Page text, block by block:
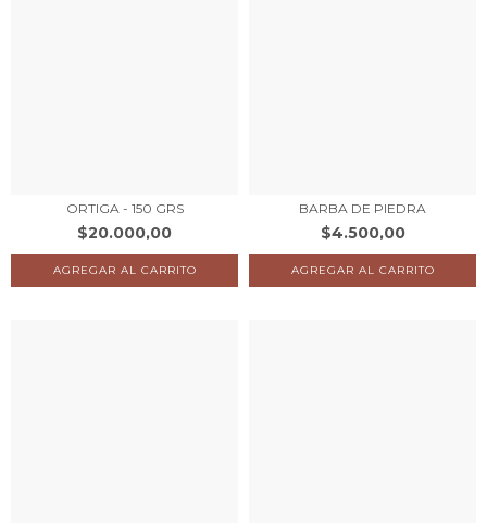
ORTIGA - 150 GRS
$20.000,00
BARBA DE PIEDRA
$4.500,00